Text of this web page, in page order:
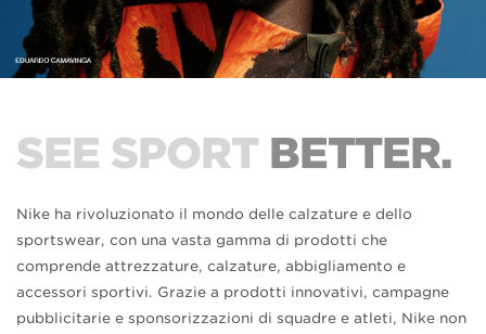
SEE SPORT BETTER.
Nike ha rivoluzionato il mondo delle calzature e dello
sportswear, con una vasta gamma di prodotti che
comprende attrezzature, calzature, abbigliamento e
accessori sportivi. Grazie a prodotti innovativi, campagne
pubblicitarie e sponsorizzazioni di squadre e atleti, Nike non